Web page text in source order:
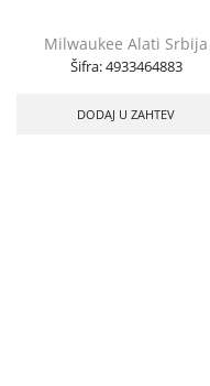
Milwaukee Alati Srbija
Šifra:4933464883
DODAJ U ZAHTEV